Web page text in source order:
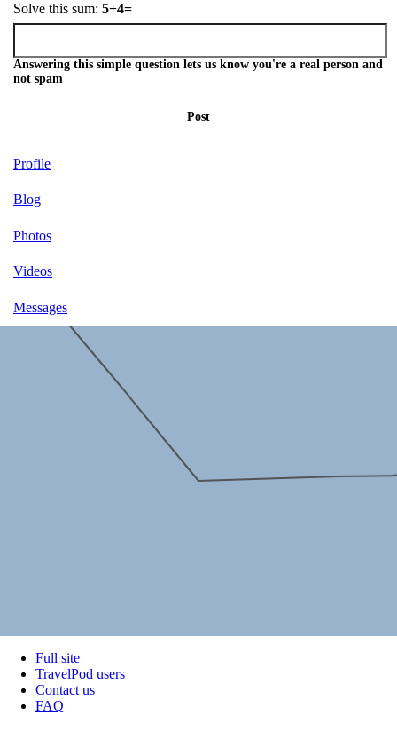
Solve this sum: 5+4=
Answering this simple question lets us know you're a real person and
not spam
Post
Profile
Blog
Photos
Videos
Messages
Full site
TravelPod users
Contact us
FAQ